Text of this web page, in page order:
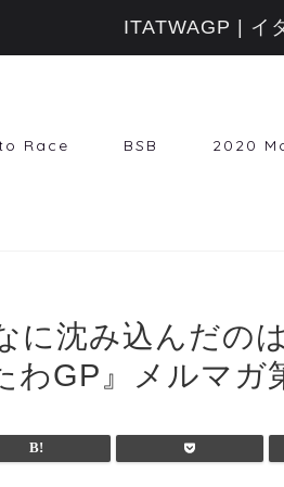
Race BSB 2020
に沈み込んだの
GP』メルマガ
ITATWAGP | イ